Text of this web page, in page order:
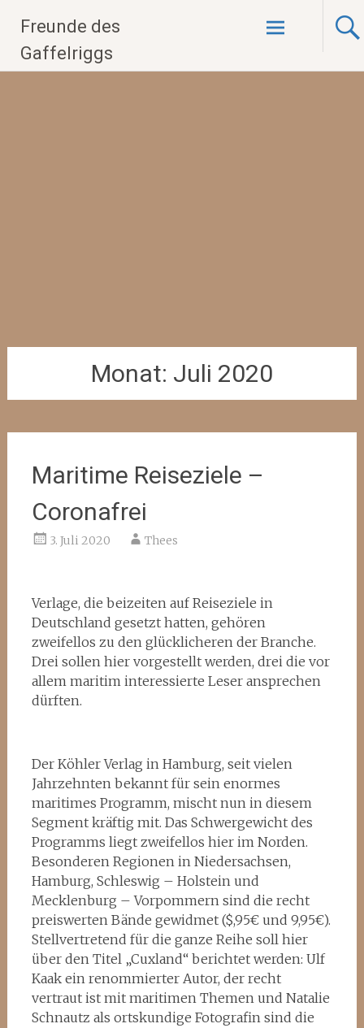
Inhalt
springen
Freunde des
Gaffelriggs
Monat: Juli 2020
Maritime Reiseziele –
Coronafrei
3. Juli 2020 Thees
Verlage, die beizeiten auf Reiseziele in
Deutschland gesetzt hatten, gehören
zweifellos zu den glücklicheren der Branche.
Drei sollen hier vorgestellt werden, drei die vor
allem maritim interessierte Leser ansprechen
dürften.
Der Köhler Verlag in Hamburg, seit vielen
Jahrzehnten bekannt für sein enormes
maritimes Programm, mischt nun in diesem
Segment kräftig mit. Das Schwergewicht des
Programms liegt zweifellos hier im Norden.
Besonderen Regionen in Niedersachsen,
Hamburg, Schleswig – Holstein und
Mecklenburg – Vorpommern sind die recht
preiswerten Bände gewidmet ($,95€ und 9,95€).
Stellvertretend für die ganze Reihe soll hier
über den Titel „Cuxland“ berichtet werden: Ulf
Kaak ein renommierter Autor, der recht
vertraut ist mit maritimen Themen und Natalie
Schnautz als ortskundige Fotografin sind die